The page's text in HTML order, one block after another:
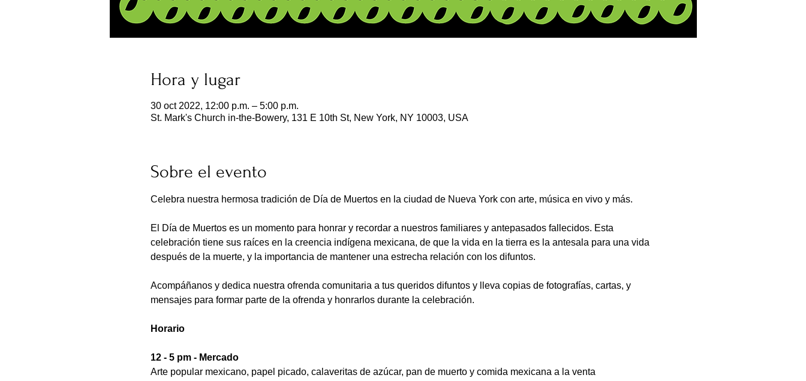
Hora y lugar
30 oct 2022, 12:00 p.m. – 5:00 p.m.
St. Mark's Church in-the-Bowery, 131 E 10th St, New York, NY 10003, USA
Sobre el evento
Celebra nuestra hermosa tradición de Día de Muertos en la ciudad de Nueva York con arte, música en vivo y más.
El Día de Muertos es un momento para honrar y recordar a nuestros familiares y antepasados fallecidos. Esta
celebración tiene sus raíces en la creencia indígena mexicana, de que la vida en la tierra es la antesala para una vida
después de la muerte, y la importancia de mantener una estrecha relación con los difuntos.
Acompáñanos y dedica nuestra ofrenda comunitaria a tus queridos difuntos y lleva copias de fotografías, cartas, y
mensajes para formar parte de la ofrenda y honrarlos durante la celebración.
Horario
12 - 5 pm - Mercado
Arte popular mexicano, papel picado, calaveritas de azúcar, pan de muerto y comida mexicana a la venta